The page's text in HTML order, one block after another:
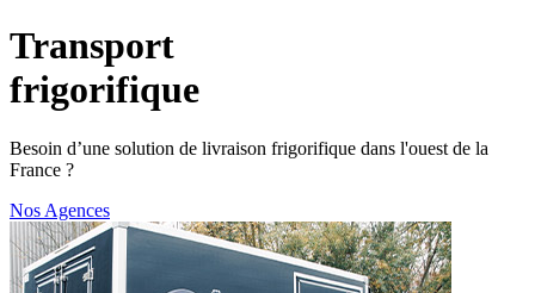
Transport
frigorifique
Besoin d’une solution de livraison frigorifique dans l'ouest de la
France ?
Nos Agences